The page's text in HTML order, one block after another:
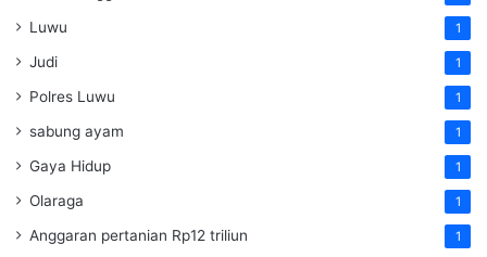
Luwu 1
Judi 1
Polres Luwu 1
sabung ayam 1
Gaya Hidup 1
Olaraga 1
Anggaran pertanian Rp12 triliun 1